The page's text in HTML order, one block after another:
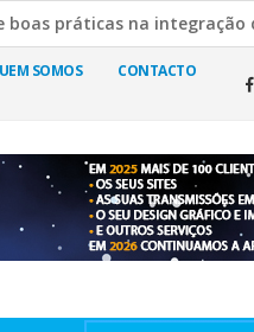
na integração de
esclarece decisão de
SOMOS CONTACTO